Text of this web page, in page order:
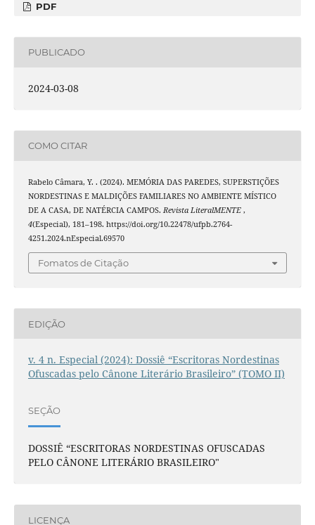
PDF
PUBLICADO
2024-03-08
COMO CITAR
Rabelo Câmara, Y. . (2024). MEMÓRIA DAS PAREDES, SUPERSTIÇÕES
NORDESTINAS E MALDIÇÕES FAMILIARES NO AMBIENTE MÍSTICO
DE A CASA, DE NATÉRCIA CAMPOS. Revista LiteralMENTE ,
4(Especial), 181–198. https://doi.org/10.22478/ufpb.2764-
4251.2024.nEspecial.69570
Fomatos de Citação
EDIÇÃO
v. 4 n. Especial (2024): Dossiê “Escritoras Nordestinas
Ofuscadas pelo Cânone Literário Brasileiro” (TOMO II)
SEÇÃO
DOSSIÊ “ESCRITORAS NORDESTINAS OFUSCADAS
PELO CÂNONE LITERÁRIO BRASILEIRO"
LICENÇA